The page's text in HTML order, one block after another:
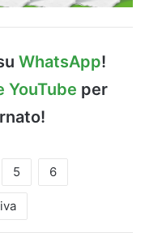
WhatsApp!
YouTube per
5 6